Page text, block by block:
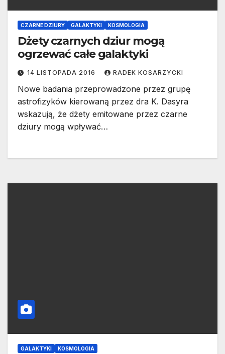
CZARNE DZIURY GALAKTYKI KOSMOLOGIA
Dżety czarnych dziur mogą
ogrzewać całe galaktyki
14 LISTOPADA 2016 RADEK KOSARZYCKI
Nowe badania przeprowadzone przez grupę
astrofizyków kierowaną przez dra K. Dasyra
wskazują, że dżety emitowane przez czarne
dziury mogą wpływać…
GALAKTYKI KOSMOLOGIA